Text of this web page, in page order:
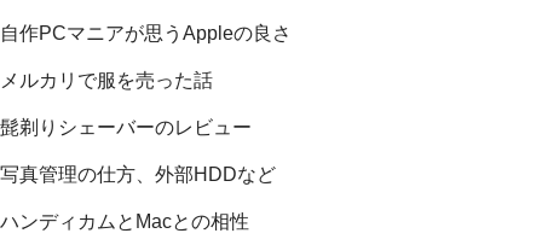
自作PCマニアが思うAppleの良さ
メルカリで服を売った話
髭剃りシェーバーのレビュー
写真管理の仕方、外部HDDなど
ハンディカムとMacとの相性